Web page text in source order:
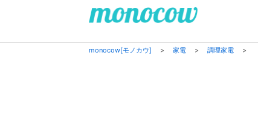
monocow[モノカウ] > 家電 > 調理家電 >